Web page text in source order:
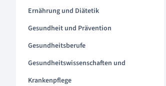
Ernährung und Diätetik
Gesundheit und Prävention
Gesundheitsberufe
Gesundheitswissenschaften und
Krankenpflege